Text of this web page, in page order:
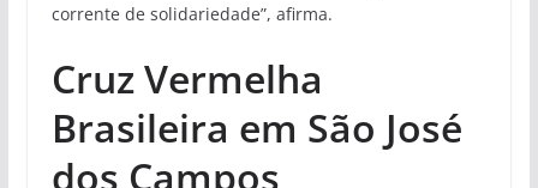
corrente de solidariedade”, afirma.
Cruz Vermelha
Brasileira em São José
dos Campos